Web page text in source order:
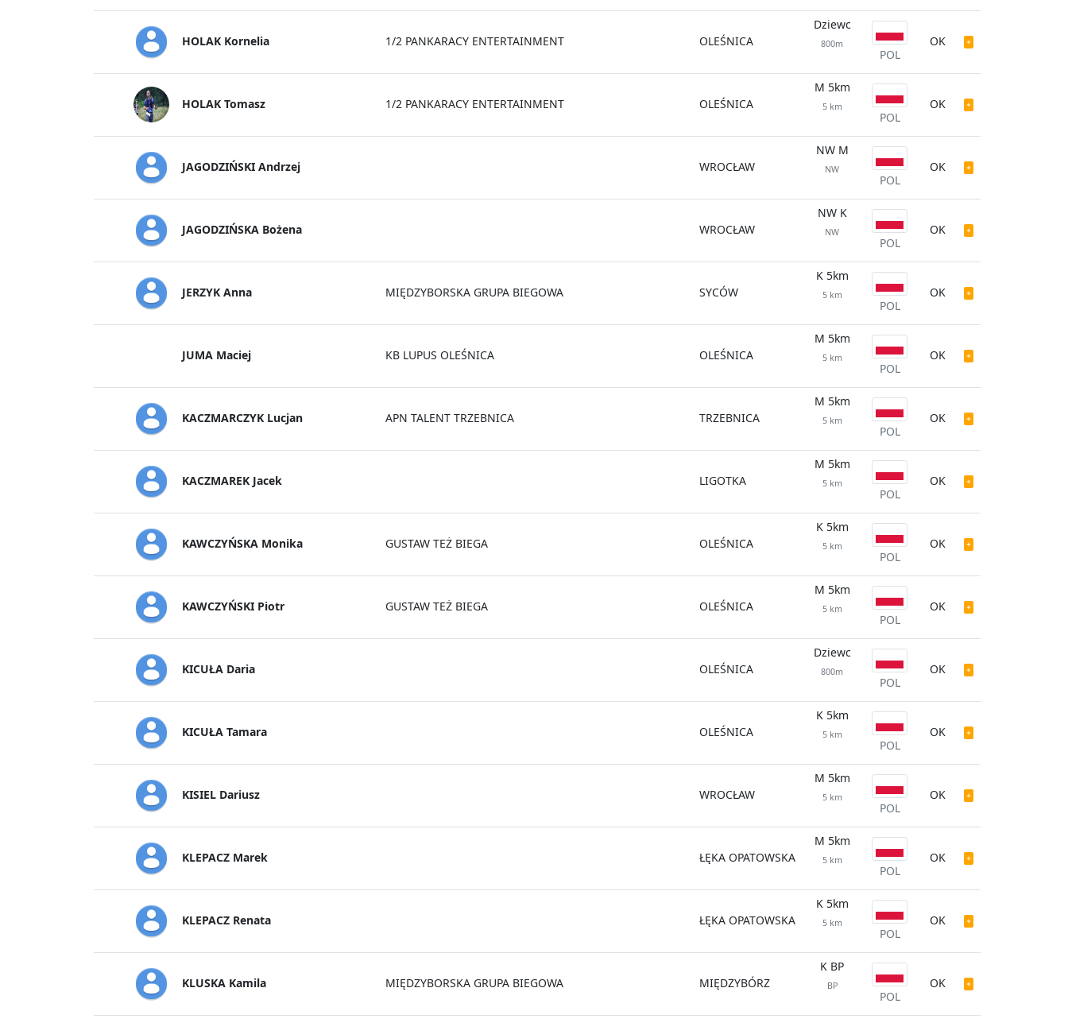
HOLAK Kornelia 1/2 PANKARACY ENTERTAINMENT OLEŚNICA
Dziewc
800m
POL
OK
HOLAK Tomasz 1/2 PANKARACY ENTERTAINMENT OLEŚNICA
M 5km
5 km
POL
OK
JAGODZIŃSKI Andrzej WROCŁAW
NW M
NW
POL
OK
JAGODZIŃSKA Bożena WROCŁAW
NW K
NW
POL
OK
JERZYK Anna MIĘDZYBORSKA GRUPA BIEGOWA SYCÓW
K 5km
5 km
POL
OK
JUMA Maciej KB LUPUS OLEŚNICA OLEŚNICA
M 5km
5 km
POL
OK
KACZMARCZYK Lucjan APN TALENT TRZEBNICA TRZEBNICA
M 5km
5 km
POL
OK
KACZMAREK Jacek LIGOTKA
M 5km
5 km
POL
OK
KAWCZYŃSKA Monika GUSTAW TEŻ BIEGA OLEŚNICA
K 5km
5 km
POL
OK
KAWCZYŃSKI Piotr GUSTAW TEŻ BIEGA OLEŚNICA
M 5km
5 km
POL
OK
KICUŁA Daria OLEŚNICA
Dziewc
800m
POL
OK
KICUŁA Tamara OLEŚNICA
K 5km
5 km
POL
OK
KISIEL Dariusz WROCŁAW
M 5km
5 km
POL
OK
KLEPACZ Marek ŁĘKA OPATOWSKA
M 5km
5 km
POL
OK
KLEPACZ Renata ŁĘKA OPATOWSKA
K 5km
5 km
POL
OK
KLUSKA Kamila MIĘDZYBORSKA GRUPA BIEGOWA MIĘDZYBÓRZ
K BP
BP
POL
OK